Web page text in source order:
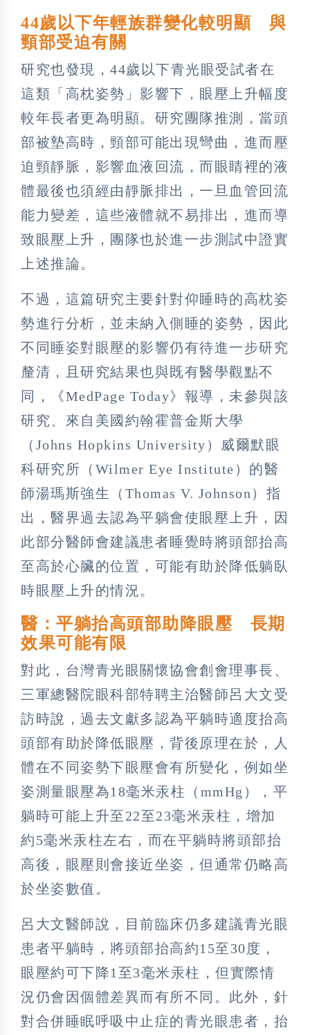
44歲以下年輕族群變化較明顯 與
頸部受迫有關
研究也發現，44歲以下青光眼受試者在
這類「高枕姿勢」影響下，眼壓上升幅度
較年長者更為明顯。研究團隊推測，當頭
部被墊高時，頸部可能出現彎曲，進而壓
迫頸靜脈，影響血液回流，而眼睛裡的液
體最後也須經由靜脈排出，一旦血管回流
能力變差，這些液體就不易排出，進而導
致眼壓上升，團隊也於進一步測試中證實
上述推論。
不過，這篇研究主要針對仰睡時的高枕姿
勢進行分析，並未納入側睡的姿勢，因此
不同睡姿對眼壓的影響仍有待進一步研究
釐清，且研究結果也與既有醫學觀點不
同，《MedPage Today》報導，未參與該
研究、來自美國約翰霍普金斯大學
（Johns Hopkins University）威爾默眼
科研究所（Wilmer Eye Institute）的醫
師湯瑪斯強生（Thomas V. Johnson）指
出，醫界過去認為平躺會使眼壓上升，因
此部分醫師會建議患者睡覺時將頭部抬高
至高於心臟的位置，可能有助於降低躺臥
時眼壓上升的情況。
醫：平躺抬高頭部助降眼壓 長期
效果可能有限
對此，台灣青光眼關懷協會創會理事長、
三軍總醫院眼科部特聘主治醫師呂大文受
訪時說，過去文獻多認為平躺時適度抬高
頭部有助於降低眼壓，背後原理在於，人
體在不同姿勢下眼壓會有所變化，例如坐
姿測量眼壓為18毫米汞柱（mmHg），平
躺時可能上升至22至23毫米汞柱，增加
約5毫米汞柱左右，而在平躺時將頭部抬
高後，眼壓則會接近坐姿，但通常仍略高
於坐姿數值。
呂大文醫師說，目前臨床仍多建議青光眼
患者平躺時，將頭部抬高約15至30度，
眼壓約可下降1至3毫米汞柱，但實際情
況仍會因個體差異而有所不同。此外，針
對合併睡眠呼吸中止症的青光眼患者，抬